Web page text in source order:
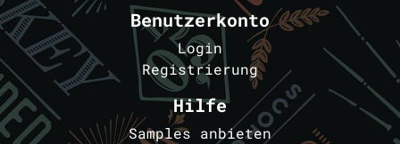
Benutzerkonto
Login
Registrierung
Hilfe
Samples anbieten